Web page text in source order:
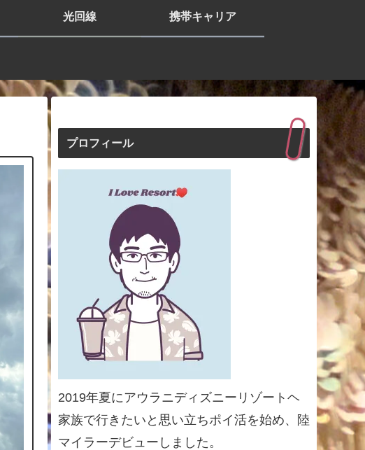
光回線 携帯キャリア
プロフィール
2019年夏にアウラニディズニーリゾートヘ
家族で行きたいと思い立ちポイ活を始め、陸
マイラーデビューしました。